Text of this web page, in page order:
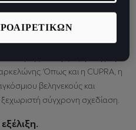
τις πανέμορφες,
Όπως και η CUPRA, η
βεληνεκούς και
σύγχρονη σχεδίαση.